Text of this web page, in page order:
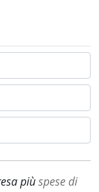
piùspese di